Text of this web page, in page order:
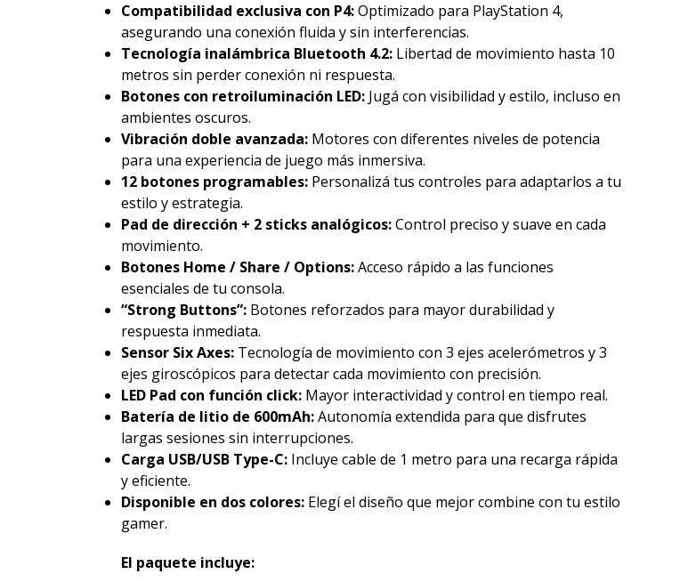
Compatibilidad exclusiva con P4:Optimizado para PlayStation 4,
asegurando una conexión fluida y sin interferencias.
Tecnología inalámbrica Bluetooth 4.2:Libertad de movimiento hasta 10
metros sin perder conexión ni respuesta.
Botones con retroiluminación LED:Jugá con visibilidad y estilo, incluso en
ambientes oscuros.
Vibración doble avanzada:Motores con diferentes niveles de potencia
para una experiencia de juego más inmersiva.
12 botones programables:Personalizá tus controles para adaptarlos a tu
estilo y estrategia.
Pad de dirección + 2 sticks analógicos:Control preciso y suave en cada
movimiento.
Botones Home / Share / Options:Acceso rápido a las funciones
esenciales de tu consola.
“Strong Buttons”:Botones reforzados para mayor durabilidad y
respuesta inmediata.
Sensor Six Axes:Tecnología de movimiento con 3 ejes acelerómetros y 3
ejes giroscópicos para detectar cada movimiento con precisión.
LED Pad con función click:Mayor interactividad y control en tiempo real.
Batería de litio de 600mAh:Autonomía extendida para que disfrutes
largas sesiones sin interrupciones.
Carga USB/USB Type-C:Incluye cable de 1 metro para una recarga rápida
y eficiente.
Disponible en dos colores:Elegí el diseño que mejor combine con tu estilo
gamer.
El paquete incluye: